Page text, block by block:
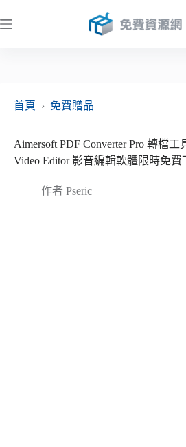
至
首頁
› 免費贈品
Aimersoft PDF Converter Pro 轉檔工
Video Editor 影音編輯軟體限時免費
作者 Pseric